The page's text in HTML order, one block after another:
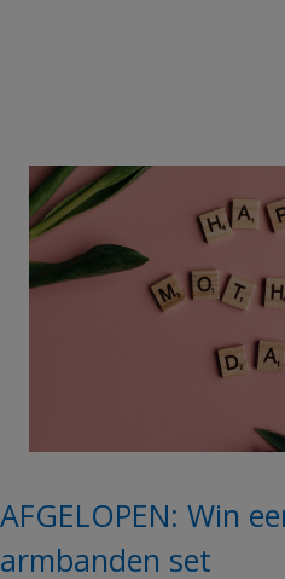
AFGELOPEN: Win
armbanden set